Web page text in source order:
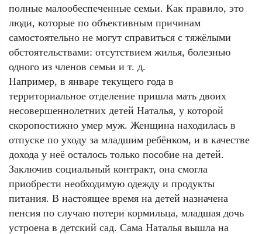
полные малообеспеченные семьи. Как правило, это
люди, которые по объективным причинам
самостоятельно не могут справиться с тяжёлыми
обстоятельствами: отсутствием жилья, болезнью
одного из членов семьи и т. д.
Например, в январе текущего года в
территориальное отделение пришла мать двоих
несовершеннолетних детей Наталья, у которой
скоропостижно умер муж. Женщина находилась в
отпуске по уходу за младшим ребёнком, и в качестве
дохода у неё осталось только пособие на детей.
Заключив социальный контракт, она смогла
приобрести необходимую одежду и продукты
питания. В настоящее время на детей назначена
пенсия по случаю потери кормильца, младшая дочь
устроена в детский сад. Сама Наталья вышла на